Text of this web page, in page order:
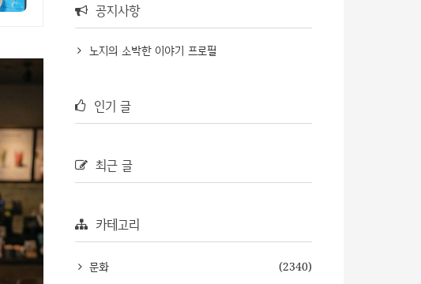
공지사항
노지의 소박한 이야기 프로필
인기 글
최근 글
카테고리
문화
(2340)